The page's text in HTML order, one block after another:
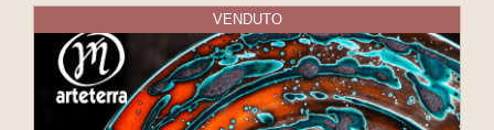
VENDUTO